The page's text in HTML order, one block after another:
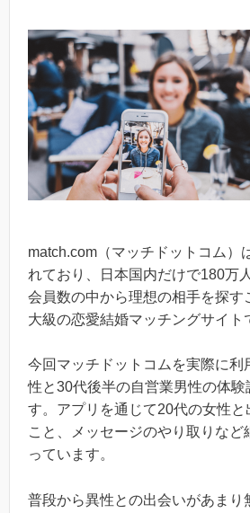
match.com（マッチドットコム）
れており、日本国内だけで180万
会員数の中から理想の相手を探す
大級の恋愛結婚マッチングサイト
今回マッチドットコムを実際に利
性と30代後半の自営業男性の体験
す。アプリを通じて20代の女性と
こと、メッセージのやり取りなど
っています。
普段から異性との出会いがあまり